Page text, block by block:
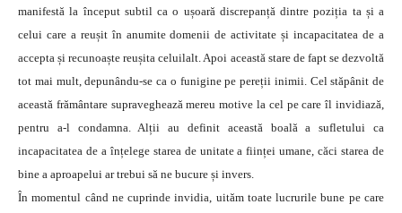
manifestă la început subtil ca o ușoară discrepanță dintre poziția ta și a
celui care a reușit în anumite domenii de activitate și incapacitatea de a
accepta și recunoaște reușita celuilalt.Apoi această stare de fapt se dezvoltă
tot mai mult, depunându-se ca o funigine pe pereții inimii. Cel stăpânit de
această frământare supraveghează mereu motive la cel pe care îl invidiază,
pentru a-l condamna. Alții au definit această boală a sufletului ca
incapacitatea de a înțelege starea de unitate a ființei umane, căci starea de
bine a aproapelui ar trebui să ne bucure și invers.
În momentul când ne cuprinde invidia, uităm toate lucrurile bune pe care